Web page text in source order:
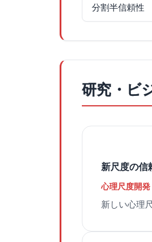
分割半信頼性
研究・ビ
新尺度の信
心理尺度開発
新しい心理